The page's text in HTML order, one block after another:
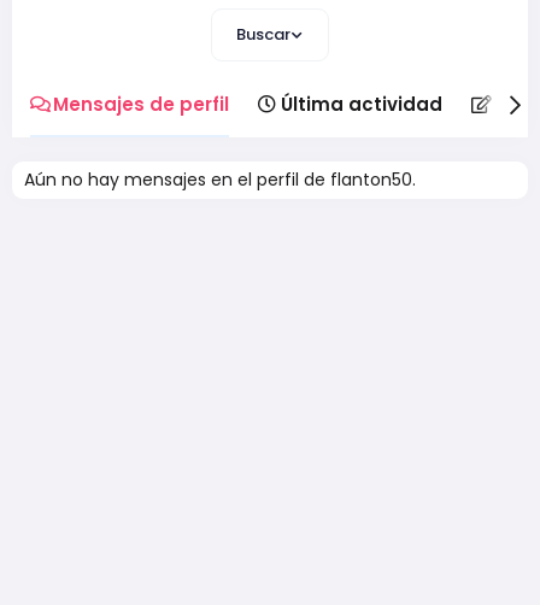
Buscar
Mensajes de perfil Última actividad
Aún no hay mensajes en el perfil de flanton50.